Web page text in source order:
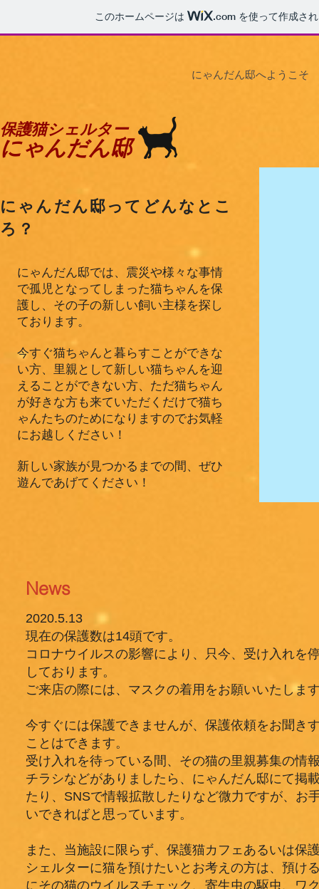
このホームページは .com を使って作成さ
にゃんだん邸へようこそ
保護猫シェルター
にゃんだん邸
​にゃんだん邸ってどんなとこ
ろ？
にゃんだん邸では、震災や様々な事情
で孤児となってしまった猫ちゃんを保
護し、その子の新しい飼い主様を探し
ております。
今すぐ猫ちゃんと暮らすことができな
い方、里親として新しい猫ちゃんを迎
えることができない方、ただ猫ちゃん
が好きな方も来ていただくだけで猫ち
ゃんたちのためになりますのでお気軽
にお越しください！
新しい家族が見つかるまでの間、ぜひ
遊んであげてください！​
2020.5.13
現在の保護数は14頭です。
コロナウイルスの影響により、只今、受け入れを
しております。
ご来店の際には、マスクの着用をお願いいたしま
今すぐには保護できませんが、保護依頼をお聞き
ことはできます。
受け入れを待っている間、その猫の里親募集の情
チラシなどがありましたら、にゃんだん邸にて掲
たり、SNSで情報拡散したりなど微力ですが、お
いできればと思っています。
また、当施設に限らず、保護猫カフェあるいは保
シェルターに猫を預けたいとお考えの方は、預け
にその猫のウイルスチェック、寄生虫の駆虫、ワ
News